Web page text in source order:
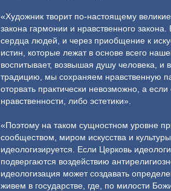
«Художник творит по-настоящему
закона гармонии и нравственного
сердца людей, и через приобщение к
истин, которые лежат в основе всего
воспитывает, возвышая душу человека, и
традицию, мы сохраняем нравственную
оторвать практически невозможно, а
нравственности, либо эстетики».
«Поэтому на таком сущностном уровне
сообществом, миром искусства и
идеологизируется. Если Церковь
подвергаются воздействию
идеологизация может создавать
живем в государстве, где, по милости